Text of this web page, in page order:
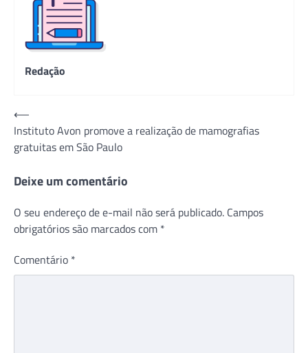
Redação
Navegação
de
Post
⟵
Instituto Avon promove a realização de mamografias
gratuitas em São Paulo
Deixe um comentário
O seu endereço de e-mail não será publicado. Campos
obrigatórios são marcados com *
Comentário *